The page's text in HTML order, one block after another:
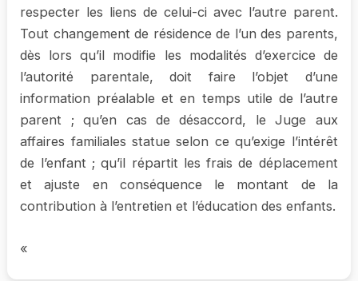
respecter les liens de celui-ci avec l’autre parent.
Tout changement de résidence de l’un des parents,
dès lors qu’il modifie les modalités d’exercice de
l’autorité parentale, doit faire l’objet d’une
information préalable et en temps utile de l’autre
parent ; qu’en cas de désaccord, le Juge aux
affaires familiales statue selon ce qu’exige l’intérêt
de l’enfant ; qu’il répartit les frais de déplacement
et ajuste en conséquence le montant de la
contribution à l’entretien et l’éducation des enfants.
«